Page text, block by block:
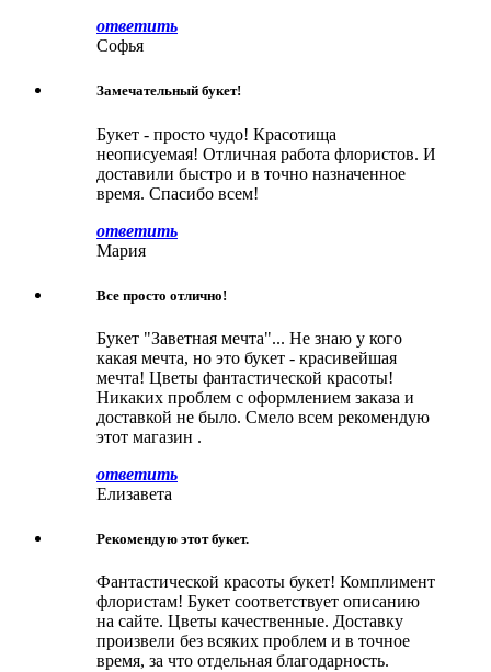
ответить
Софья
Замечательный букет!
Букет - просто чудо! Красотища
неописуемая! Отличная работа флористов. И
доставили быстро и в точно назначенное
время. Спасибо всем!
ответить
Мария
Все просто отлично!
Букет "Заветная мечта"... Не знаю у кого
какая мечта, но это букет - красивейшая
мечта! Цветы фантастической красоты!
Никаких проблем с оформлением заказа и
доставкой не было. Смело всем рекомендую
этот магазин .
ответить
Елизавета
Рекомендую этот букет.
Фантастической красоты букет! Комплимент
флористам! Букет соответствует описанию
на сайте. Цветы качественные. Доставку
произвели без всяких проблем и в точное
время, за что отдельная благодарность.